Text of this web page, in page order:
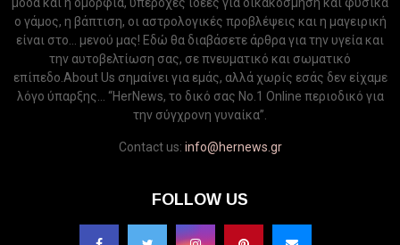
μόδα και η ομορφιά, υπέροχες ιδέες για δικακόσμηση και φυσικά
ο γάμος, η βάπτιση, οι αστρολογικές προβλέψεις και η μαγειρική
είναι στο... μενού μας! Εδώ θα διαβάσετε άρθρα για την υγεία και
την αυτοβελτίωση σας, σε πνευματικό και σωματικό
επίπεδο.About Us σημαίνει για εμάς, αλλά χωρίς εσάς δεν είχαμε
λόγο ύπαρξης... “HerNews, το δικό σας Νo.1 Online περιοδικό για
την σύγχρονη γυναίκα”.
Contact us: info@hernews.gr
FOLLOW US